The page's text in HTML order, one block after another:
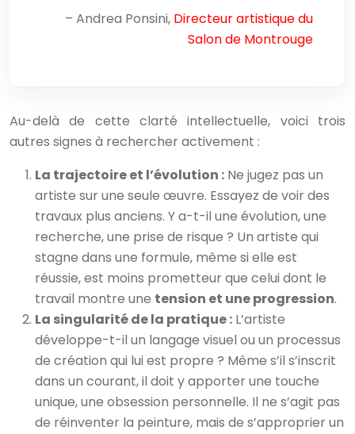
– Andrea Ponsini, Directeur artistique du
Salon de Montrouge
Au-delà de cette clarté intellectuelle, voici trois
autres signes à rechercher activement :
La trajectoire et l’évolution : Ne jugez pas un
artiste sur une seule œuvre. Essayez de voir des
travaux plus anciens. Y a-t-il une évolution, une
recherche, une prise de risque ? Un artiste qui
stagne dans une formule, même si elle est
réussie, est moins prometteur que celui dont le
travail montre une tension et une progression.
La singularité de la pratique : L’artiste
développe-t-il un langage visuel ou un processus
de création qui lui est propre ? Même s’il s’inscrit
dans un courant, il doit y apporter une touche
unique, une obsession personnelle. Il ne s’agit pas
de réinventer la peinture, mais de s’approprier un